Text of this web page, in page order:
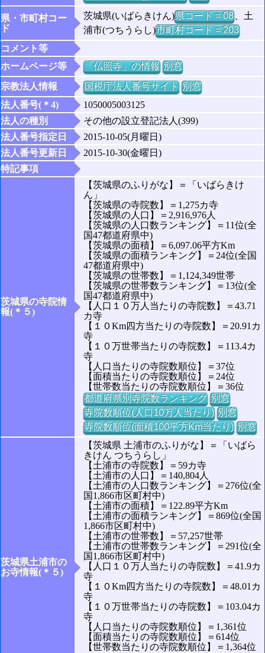
県・市町村コー
ド
茨城県(いばらきけん)県コード = 08、土
浦市(つちうらし)市町村コード = 203
コメント等
ホームページ等
「仏照寺」の情報 別窓
宗教法人情報
国税庁法人番号サイト 別窓
法人番号(＊4)
1050005003125
法人の種別
その他の設立登記法人(399)
法人番号指定日
2015-10-05(月曜日)
法人番号更新日
2015-10-30(金曜日)
特記事項
茨城県の寺院情
報(＊５)
【茨城県のふりがな】＝「いばらきけ
ん」
【茨城県の寺院数】＝1,275カ寺
【茨城県の人口】＝2,916,976人
【茨城県の人口数ランキング】＝11位(全
国47都道府県中)
【茨城県の面積】＝6,097.06平方Km
【茨城県の面積ランキング】＝24位(全国
47都道府県中)
【茨城県の世帯数】＝1,124,349世帯
【茨城県の世帯数ランキング】＝13位(全
国47都道府県中)
【人口１０万人当たりの寺院数】＝43.71
カ寺
【１０Km四方当たりの寺院数】＝20.91カ
寺
【１０万世帯当たりの寺院数】＝113.4カ
寺
【人口当たりの寺院数順位】＝37位
【面積当たりの寺院数順位】＝24位
【世帯数当たりの寺院数順位】＝36位
都道府県別寺院数ランキング 別窓
寺院数順位(人口10万人当たり) 別窓
寺院数順位(面積100平方Km当たり) 別窓
茨城県土浦市の
お寺情報(＊５)
【茨城県 土浦市のふりがな】＝「いばら
きけん つちうらし」
【土浦市の寺院数】＝59カ寺
【土浦市の人口】＝140,804人
【土浦市の人口数ランキング】＝276位(全
国1,866市区町村中)
【土浦市の面積】＝122.89平方Km
【土浦市の面積ランキング】＝869位(全国
1,866市区町村中)
【土浦市の世帯数】＝57,257世帯
【土浦市の世帯数ランキング】＝291位(全
国1,866市区町村中)
【人口１０万人当たりの寺院数】＝41.9カ
寺
【１０Km四方当たりの寺院数】＝48.01カ
寺
【１０万世帯当たりの寺院数】＝103.04カ
寺
【人口当たりの寺院数順位】＝1,361位
【面積当たりの寺院数順位】＝614位
【世帯数当たりの寺院数順位】＝1,364位